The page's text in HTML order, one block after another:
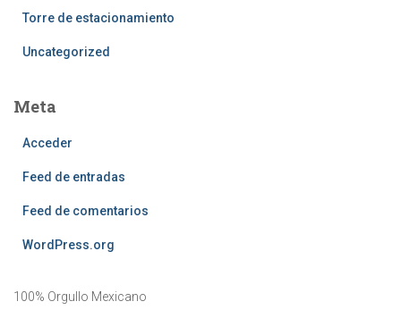
Torre de estacionamiento
Uncategorized
Meta
Acceder
Feed de entradas
Feed de comentarios
WordPress.org
100% Orgullo Mexicano